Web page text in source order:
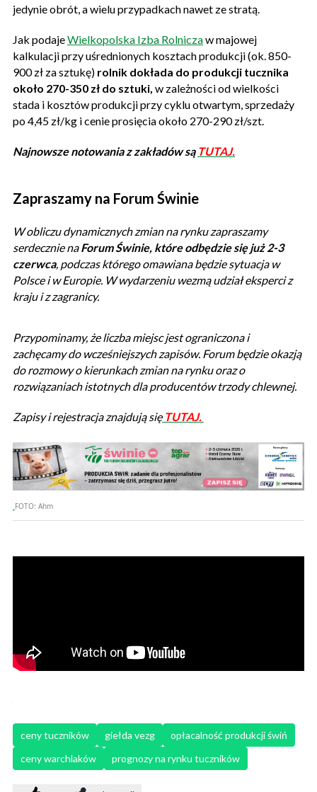
jedynie obrót, a wielu przypadkach nawet ze stratą.
Jak podajeWielkopolska Izba Rolniczaw majowej
kalkulacji przy uśrednionych kosztach produkcji (ok. 850-
900 zł za sztukę) rolnik dokłada do produkcji tucznika
około 270-350 zł do sztuki, w zależności od wielkości
stada i kosztów produkcji przy cyklu otwartym, sprzedaży
po 4,45 zł/kg i cenie prosięcia około 270-290 zł/szt.
Najnowsze notowania z zakładów są TUTAJ.
Zapraszamy na Forum Świnie
W obliczu dynamicznych zmian na rynku zapraszamy
serdecznie naForum Świnie, które odbędzie się już 2-3
czerwca, podczas którego omawiana będzie sytuacja w
Polsce i w Europie. W wydarzeniu wezmą udział eksperci z
kraju i z zagranicy.
Przypominamy, że liczba miejsc jest ograniczona i
zachęcamy do wcześniejszych zapisów. Forum będzie okazją
do rozmowy o kierunkach zmian na rynku oraz o
rozwiązaniach istotnych dla producentów trzody chlewnej.
Zapisy i rejestracja znajdują się TUTAJ.
FOTO: Ahm
ceny tuczników giełda vezg
opłacalność produkcji świń
ceny warchlaków
prognozy na rynku tuczników